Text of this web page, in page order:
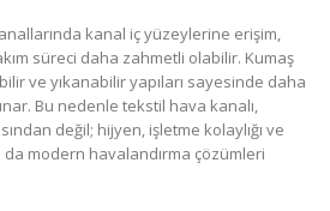
kanal iç yüzeylerine erişim,
süreci daha zahmetli olabilir. Kumaş
ve yıkanabilir yapıları sayesinde daha
Bu nedenle tekstil hava kanalı,
değil; hijyen, işletme kolaylığı ve
da modern havalandırma çözümleri